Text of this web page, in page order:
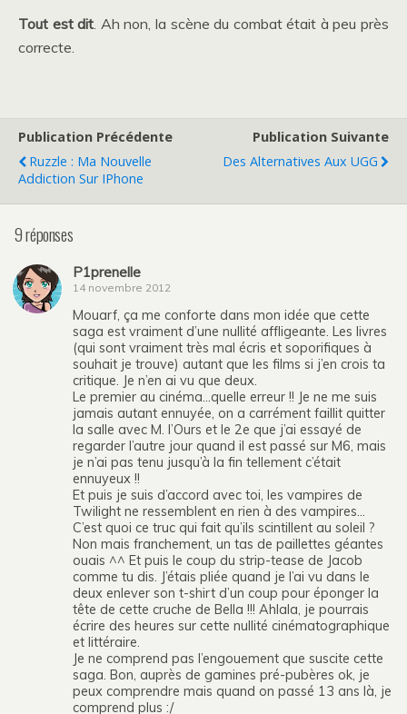
Tout est dit. Ah non, la scène du combat était à peu près
correcte.
Publication Précédente
Ruzzle : Ma Nouvelle
Addiction Sur IPhone
Publication Suivante
Des Alternatives Aux UGG
9 réponses
P1prenelle
14 novembre 2012
Mouarf, ça me conforte dans mon idée que cette
saga est vraiment d’une nullité affligeante. Les livres
(qui sont vraiment très mal écris et soporifiques à
souhait je trouve) autant que les films si j’en crois ta
critique. Je n’en ai vu que deux.
Le premier au cinéma…quelle erreur !! Je ne me suis
jamais autant ennuyée, on a carrément faillit quitter
la salle avec M. l’Ours et le 2e que j’ai essayé de
regarder l’autre jour quand il est passé sur M6, mais
je n’ai pas tenu jusqu’à la fin tellement c’était
ennuyeux !!
Et puis je suis d’accord avec toi, les vampires de
Twilight ne ressemblent en rien à des vampires…
C’est quoi ce truc qui fait qu’ils scintillent au soleil ?
Non mais franchement, un tas de paillettes géantes
ouais ^^ Et puis le coup du strip-tease de Jacob
comme tu dis. J’étais pliée quand je l’ai vu dans le
deux enlever son t-shirt d’un coup pour éponger la
tête de cette cruche de Bella !!! Ahlala, je pourrais
écrire des heures sur cette nullité cinématographique
et littéraire.
Je ne comprend pas l’engouement que suscite cette
saga. Bon, auprès de gamines pré-pubères ok, je
peux comprendre mais quand on passé 13 ans là, je
comprend plus :/